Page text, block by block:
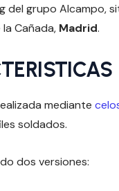
del grupo Alcampo,
Cañada, Madrid.
mediante
soldados.
dos versiones: